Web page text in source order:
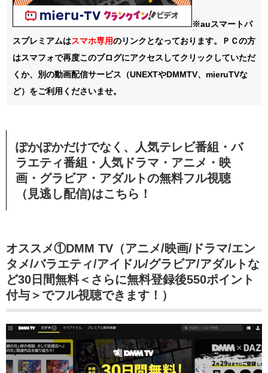
※auスマートパ
スプレミアムはスマホ専用のリンクとなっております。ＰＣの方
はスマフォで再度このブログにアクセスしてクリックしていただ
くか、別の動画配信サービス（UNEXTやDMMTV、mieruTVな
ど）をご利用くださいませ。
ぽかぽかだけでなく、人気テレビ番組・バ
ラエティ番組・人気ドラマ・アニメ・映
画・グラビア・アダルトの無料フル視聴
（見逃し配信)はこちら！
オススメ①DMM TV（アニメ/映画/ドラマ/エン
タメ/バラエティ/アイドル/グラビア/アダルトな
ど30日間無料＜さらに無料登録後550ポイント
付与＞でフル視聴できます！）